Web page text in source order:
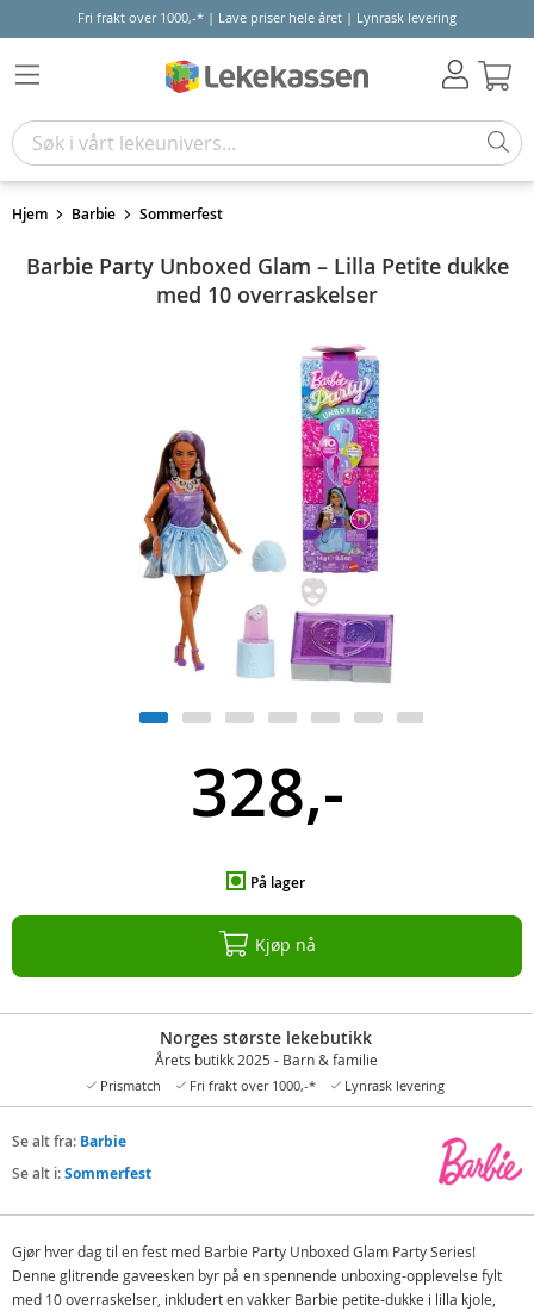
Fri frakt over 1000,-* | Lave priser hele året | Lynrask levering
Hjem Barbie Sommerfest
Barbie Party Unboxed Glam – Lilla Petite dukke
med 10 overraskelser
328,-
På lager
Kjøp nå
Norges største lekebutikk
Årets butikk 2025 - Barn & familie
Prismatch Fri frakt over 1000,-* Lynrask levering
Se alt fra: Barbie
Se alt i:Sommerfest
Gjør hver dag til en fest med Barbie Party Unboxed Glam Party Series!
Denne glitrende gaveesken byr på en spennende unboxing-opplevelse fylt
med 10 overraskelser, inkludert en vakker Barbie petite-dukke i lilla kjole,